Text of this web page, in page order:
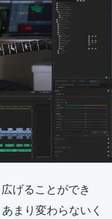
げることができ
まり変わらないく